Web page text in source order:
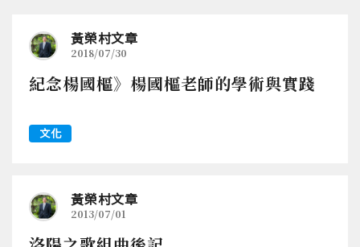
黃榮村文章
2018/07/30
紀念楊國樞》楊國樞老師的學術與實踐
文化
黃榮村文章
2013/07/01